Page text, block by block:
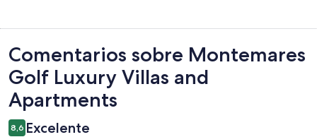
Comentarios
Comentarios sobre Montemares
Golf Luxury Villas and
Apartments
8,6 Excelente